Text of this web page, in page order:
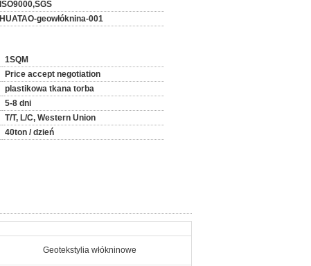
ISO9000,SGS
HUATAO-geowłóknina-001
1SQM
Price accept negotiation
plastikowa tkana torba
5-8 dni
T/T, L/C, Western Union
40ton / dzień
Geotekstylia włókninowe